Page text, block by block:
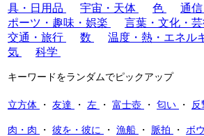
具・日用品
宇宙・天体 色 通
ポーツ・趣味・娯楽
言葉・文化・
交通・旅行
数 温度・熱・エネル
気
科学
キーワードをランダムでピックアップ
立方体 ・ 友達 ・ 左 ・ 富士壺 ・ 匂い ・
肉・肉 ・ 彼を・彼に ・ 漁船 ・ 脈拍 ・ ボ